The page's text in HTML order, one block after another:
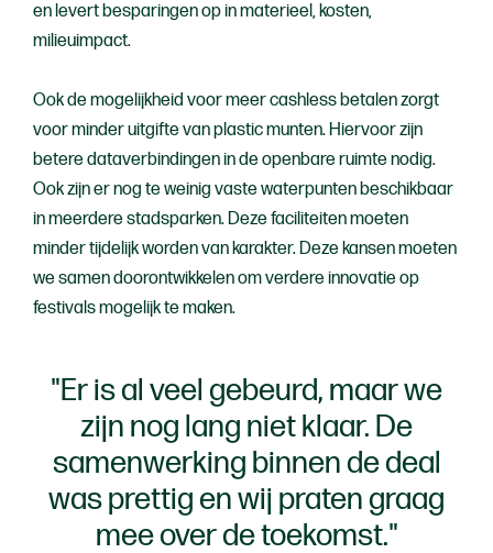
en levert besparingen op in materieel, kosten,
milieuimpact.
Ook de mogelijkheid voor meer cashless betalen zorgt
voor minder uitgifte van plastic munten. Hiervoor zijn
betere dataverbindingen in de openbare ruimte nodig.
Ook zijn er nog te weinig vaste waterpunten beschikbaar
in meerdere stadsparken. Deze faciliteiten moeten
minder tijdelijk worden van karakter. Deze kansen moeten
we samen doorontwikkelen om verdere innovatie op
festivals mogelijk te maken.
"Er is al veel gebeurd, maar we
zijn nog lang niet klaar. De
samenwerking binnen de deal
was prettig en wij praten graag
mee over de toekomst."